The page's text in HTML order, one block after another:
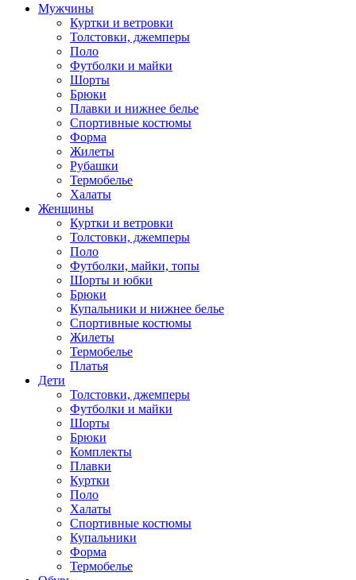
Мужчины
Куртки и ветровки
Толстовки, джемперы
Поло
Футболки и майки
Шорты
Брюки
Плавки и нижнее белье
Спортивные костюмы
Форма
Жилеты
Рубашки
Термобелье
Халаты
Женщины
Куртки и ветровки
Толстовки, джемперы
Поло
Футболки, майки, топы
Шорты и юбки
Брюки
Купальники и нижнее белье
Спортивные костюмы
Жилеты
Термобелье
Платья
Дети
Толстовки, джемперы
Футболки и майки
Шорты
Брюки
Комплекты
Плавки
Куртки
Поло
Халаты
Спортивные костюмы
Купальники
Форма
Термобелье